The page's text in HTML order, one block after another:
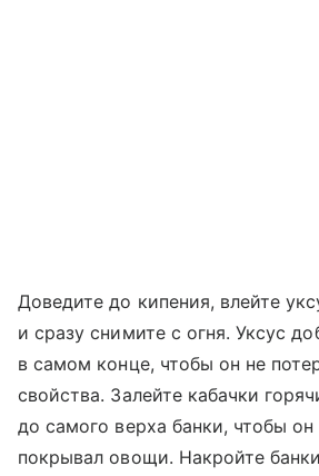
Доведите до кипения, влейте
и сразу снимите с огня. Уксус
в самом конце, чтобы он не
свойства. Залейте кабачки
до самого верха банки, чтобы
покрывал овощи. Накройте